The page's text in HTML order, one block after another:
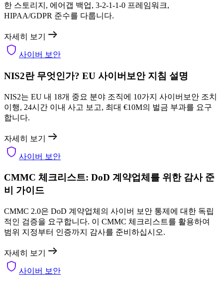
한 스토리지, 에어갭 백업, 3-2-1-1-0 프레임워크,
HIPAA/GDPR 준수를 다룹니다.
자세히 보기
사이버 보안
NIS2란 무엇인가? EU 사이버보안 지침 설명
NIS2는 EU 내 18개 중요 분야 조직에 10가지 사이버보안 조치
이행, 24시간 이내 사고 보고, 최대 €10M의 벌금 부과를 요구
합니다.
자세히 보기
사이버 보안
CMMC 체크리스트: DoD 계약업체를 위한 감사 준
비 가이드
CMMC 2.0은 DoD 계약업체의 사이버 보안 통제에 대한 독립
적인 검증을 요구합니다. 이 CMMC 체크리스트를 활용하여
범위 지정부터 인증까지 감사를 준비하십시오.
자세히 보기
사이버 보안